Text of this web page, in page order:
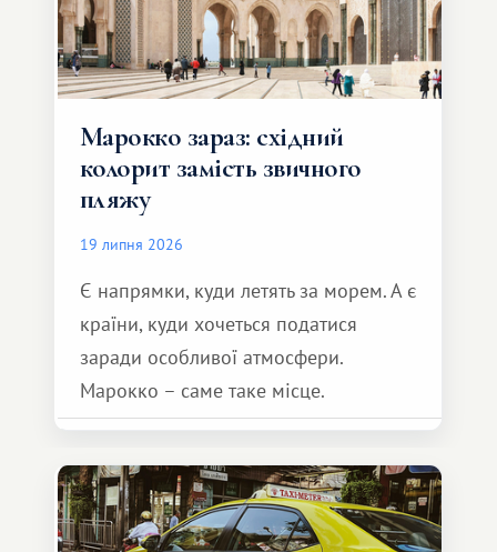
Марокко зараз: східний
колорит замість звичного
пляжу
19 липня 2026
Є напрямки, куди летять за морем. А є
країни, куди хочеться податися
заради особливої ​​атмосфери.
Марокко – саме таке місце.